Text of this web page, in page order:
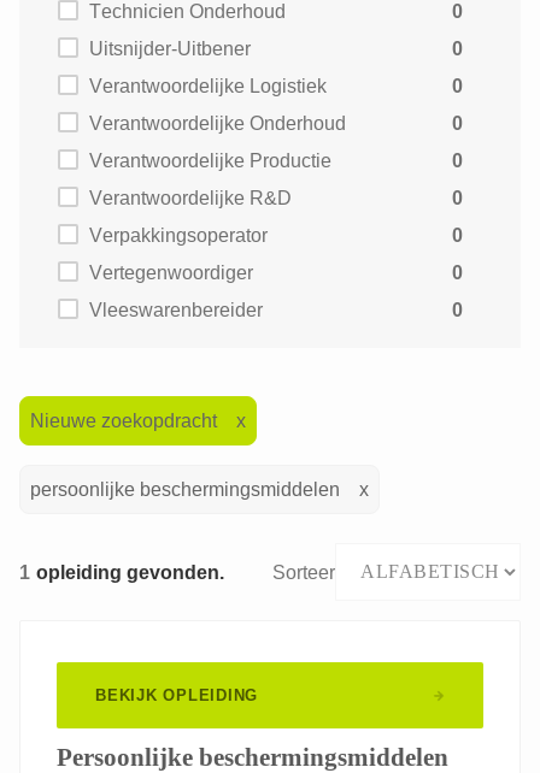
Technicien Onderhoud
0
Uitsnijder-Uitbener
0
Verantwoordelijke Logistiek
0
Verantwoordelijke Onderhoud
0
Verantwoordelijke Productie
0
Verantwoordelijke R&D
0
Verpakkingsoperator
0
Vertegenwoordiger
0
Vleeswarenbereider
0
Nieuwe zoekopdracht
persoonlijke beschermingsmiddelen
1 opleiding gevonden. Sorteer
BEKIJK OPLEIDING
Persoonlijke beschermingsmiddelen